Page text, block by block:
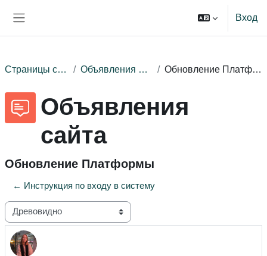
Вход
Страницы сайта Объявления сайта Обновление Платформы
Объявления
сайта
Обновление Платформы
← Инструкция по входу в систему
Режим отображения